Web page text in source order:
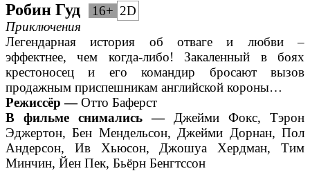
Робин Гуд 16+ 2D
Приключения
Легендарная история об отваге и любви –
эффектнее, чем когда-либо! Закаленный в боях
крестоносец и его командир бросают вызов
продажным приспешникам английской короны…
Режиссёр —Отто Баферст
В фильме снимались — Джейми Фокс, Тэрон
Эджертон, Бен Мендельсон, Джейми Дорнан, Пол
Андерсон, Ив Хьюсон, Джошуа Хердман, Тим
Минчин, Йен Пек, Бьёрн Бенгтссон